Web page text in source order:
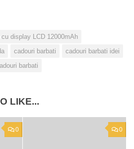
display LCD 12000mAh
cadouri barbati
cadouri barbati idei
barbati
LIKE...
0 0